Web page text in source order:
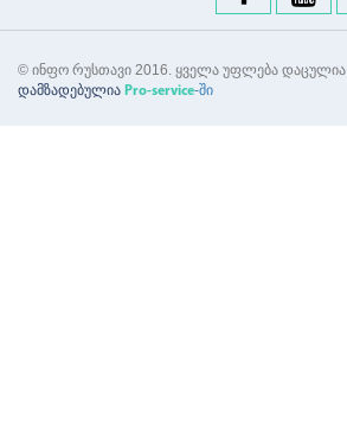
© ინფო რუსთავი 2016. ყველა უფლება დაცულია
დამზადებულია Pro-service-ში